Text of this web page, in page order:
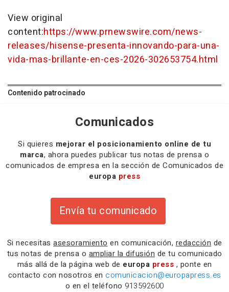
View original
content:https://www.prnewswire.com/news-
releases/hisense-presenta-innovando-para-una-
vida-mas-brillante-en-ces-2026-302653754.html
Contenido patrocinado
Comunicados
Si quieres mejorar el posicionamiento online de tu
marca, ahora puedes publicar tus notas de prensa o
comunicados de empresa en la sección de Comunicados de
europa press
Envía tu comunicado
Si necesitas asesoramiento en comunicación, redacción de
tus notas de prensa o ampliar la difusión de tu comunicado
más allá de la página web de europa press , ponte en
contacto con nosotros en comunicacion@europapress.es
o en el teléfono 913592600